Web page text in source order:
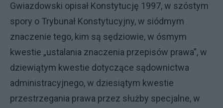
Gwiazdowski opisał Konstytucję 1997, w szóstym
spory o Trybunał Konstytucyjny, w siódmym
znaczenie tego, kim są sędziowie, w ósmym
kwestie „ustalania znaczenia przepisów prawa”, w
dziewiątym kwestie dotyczące sądownictwa
administracyjnego, w dziesiątym kwestie
przestrzegania prawa przez służby specjalne, w